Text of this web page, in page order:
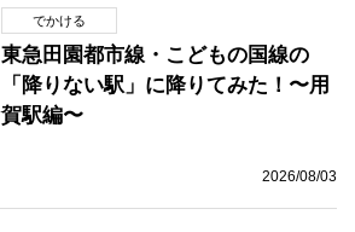
でかける
東急田園都市線・こどもの国線の
「降りない駅」に降りてみた！〜用
賀駅編〜
2026/08/03